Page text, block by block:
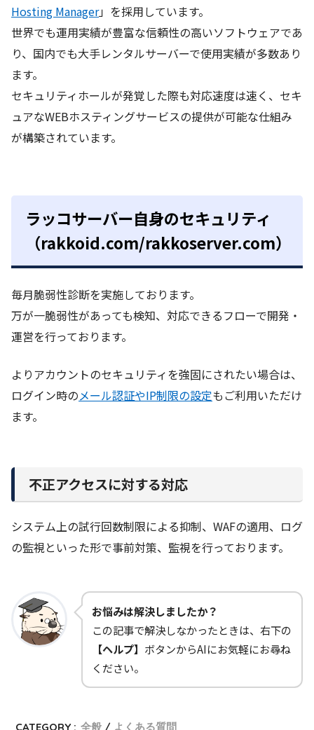
Hosting Manager」を採用しています。
世界でも運用実績が豊富な信頼性の高いソフトウェアであ
り、国内でも大手レンタルサーバーで使用実績が多数あり
ます。
セキュリティホールが発覚した際も対応速度は速く、セキ
ュアなWEBホスティングサービスの提供が可能な仕組み
が構築されています。
ラッコサーバー自身のセキュリティ
（rakkoid.com/rakkoserver.com）
毎月脆弱性診断を実施しております。
万が一脆弱性があっても検知、対応できるフローで開発・
運営を行っております。
よりアカウントのセキュリティを強固にされたい場合は、
ログイン時のメール認証やIP制限の設定もご利用いただけ
ます。
不正アクセスに対する対応
システム上の試行回数制限による抑制、WAFの適用、ログ
の監視といった形で事前対策、監視を行っております。
お悩みは解決しましたか？
この記事で解決しなかったときは、右下の
【ヘルプ】 ボタンからAIにお気軽にお尋ね
ください。
CATEGORY : 全般 よくある質問